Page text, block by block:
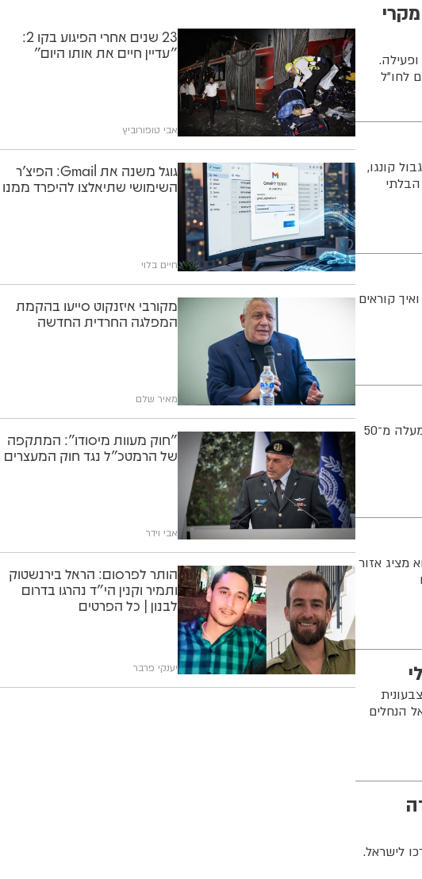
בישראל מזהירים: קרוב ל-1,000 הידבקויות ולמעלה מ-200 מקרי
לחו"ל
קונגו,
קוראים
יצחק כרמלי ממשיך במסעו באוגנדה ומשתף בתיעוד על מרכיב מרכזי בתזונה המקומית. למעלה מ־50
מציג אזור
הנחלים
לישראל.
23 שנים אחרי הפיגוע בקו 2:
"עדיין חיים את אותו היום"
אבי טופורוביץ
גוגל משנה את Gmail: הפיצ'ר
השימושי שתיאלצו להיפרד ממנו
חיים בלוי
מקורבי איזנקוט סייעו בהקמת
המפלגה החרדית החדשה
מאיר שלם
"חוק מעוות מיסודו": המתקפה
של הרמטכ"ל נגד חוק המעצרים
אבי וידר
הותר לפרסום: הראל בירנשטוק
ותמיר וקנין הי"ד נהרגו בדרום
לבנון | כל הפרטים
יענקי פרבר